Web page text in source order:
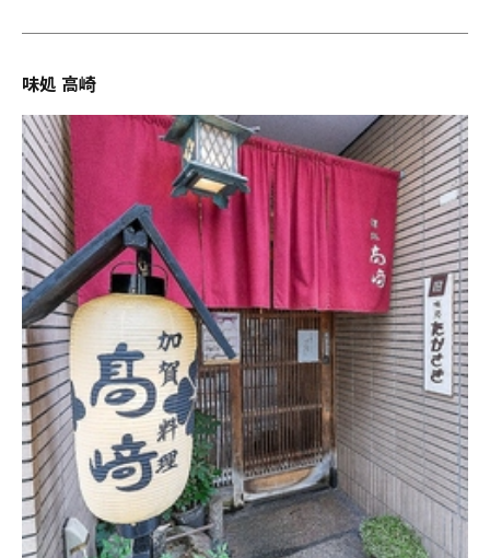
味処 高崎